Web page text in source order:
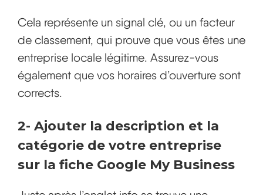
Cela représente un signal clé, ou un facteur
de classement, qui prouve que vous êtes une
entreprise locale légitime. Assurez-vous
également que vos horaires d’ouverture sont
corrects.
2- Ajouter la description et la
catégorie de votre entreprise
sur la fiche Google My Business